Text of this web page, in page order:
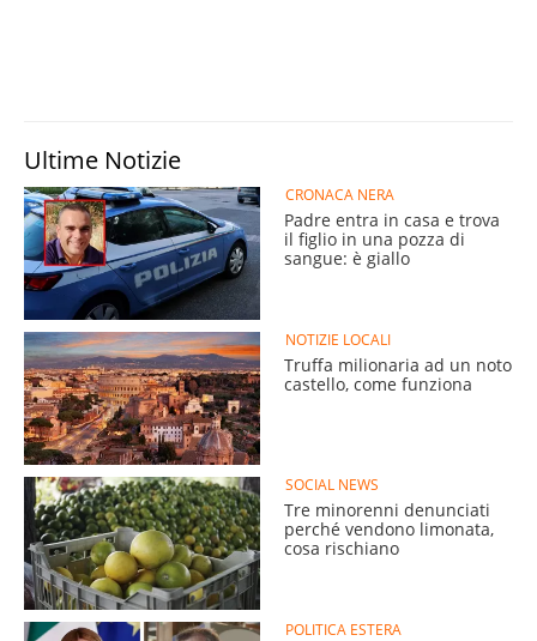
Ultime Notizie
CRONACA NERA
Padre entra in casa e trova
il figlio in una pozza di
sangue: è giallo
NOTIZIE LOCALI
Truffa milionaria ad un noto
castello, come funziona
SOCIAL NEWS
Tre minorenni denunciati
perché vendono limonata,
cosa rischiano
POLITICA ESTERA